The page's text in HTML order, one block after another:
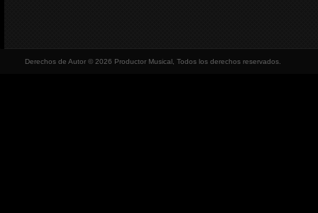
Derechos de Autor © 2026 Productor Musical, Todos los derechos reservados.